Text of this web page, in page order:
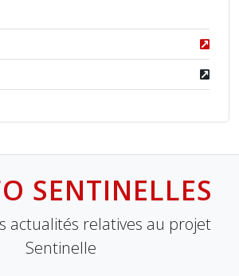
SENTINELLES
actualités relatives au projet
Sentinelle